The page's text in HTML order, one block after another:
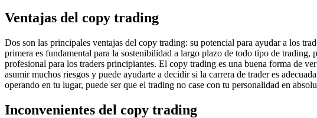
Ventajas del copy trading
Dos son las principales ventajas del copy trading: su potencial para ayudar a los
primera es fundamental para la sostenibilidad a largo plazo de todo tipo de trading,
profesional para los traders principiantes. El copy trading es una buena forma de
asumir muchos riesgos y puede ayudarte a decidir si la carrera de trader es
operando en tu lugar, puede ser que el trading no case con tu personalidad en
Inconvenientes del copy trading